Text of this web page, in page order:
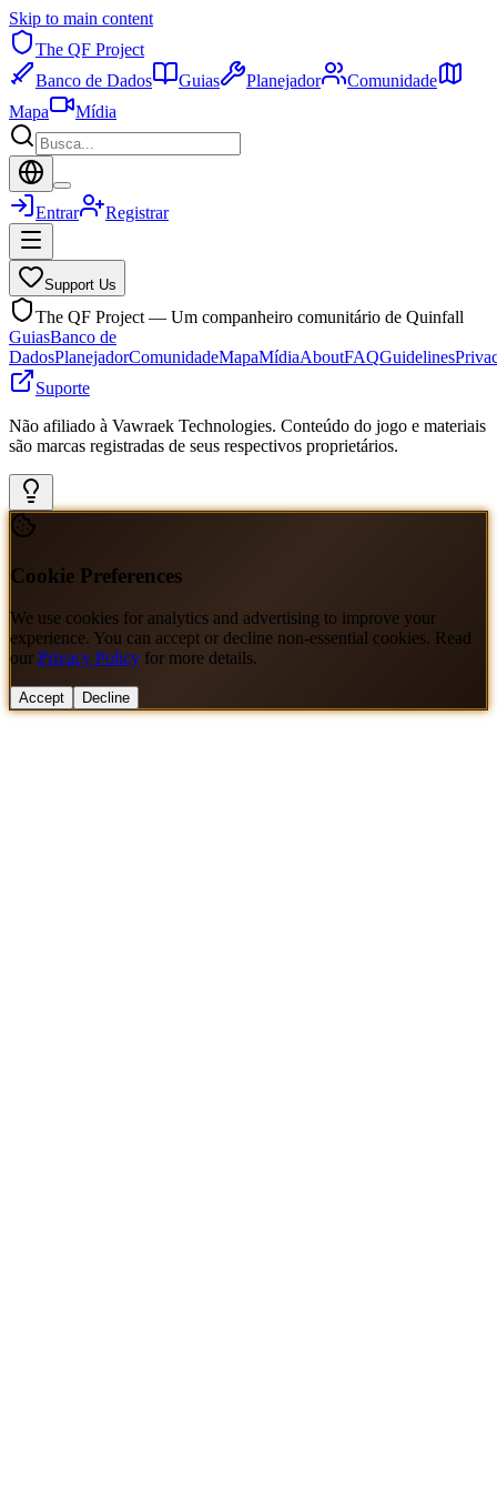
Skip to main content
The QF Project
Banco de Dados
Guias Planejador
Comunidade
Mapa
Mídia
Entrar Registrar
Support Us
The QF Project — Um companheiro comunitário de Quinfall
GuiasBanco de
DadosPlanejadorComunidadeMapaMídiaAboutFAQGuidelines
Suporte
Não afiliado à Vawraek Technologies. Conteúdo do jogo e materiais
são marcas registradas de seus respectivos proprietários.
Cookie Preferences
We use cookies for analytics and advertising to improve your
experience. You can accept or decline non-essential cookies. Read
our Privacy Policy for more details.
Accept Decline